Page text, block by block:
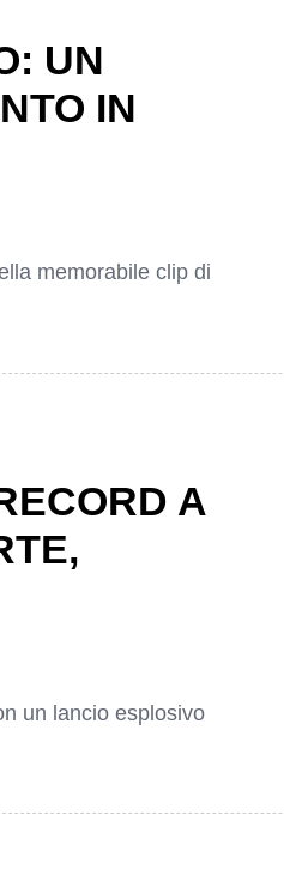
UN
IN
memorabile clip di
A
un lancio esplosivo